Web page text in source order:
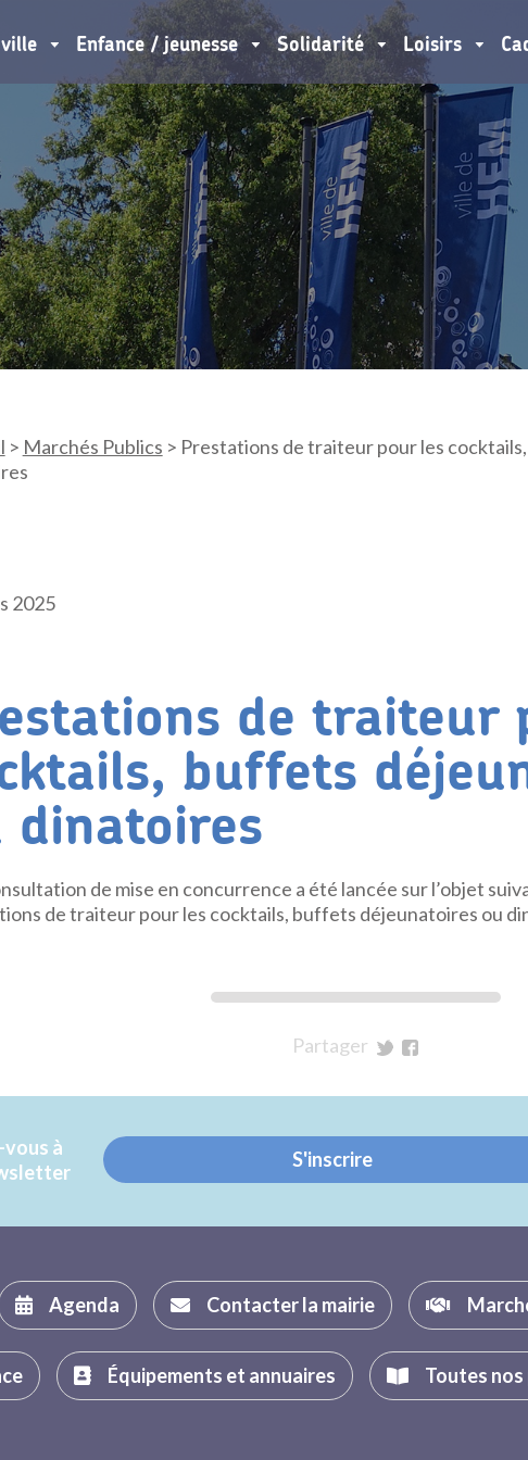
Enfance / jeunesse Solidarité Loisirs
> Marchés Publics > Prestations de traiteur pour les
2025
de traiteur
buffets
dinatoires
de mise en concurrence a été lancée sur l’objet
de traiteur pour les cocktails, buffets déjeunatoires ou
Partager
Twitter
Facebook
à
S'inscrire
Agenda Contacter la mairie
Équipements et annuaires Toutes